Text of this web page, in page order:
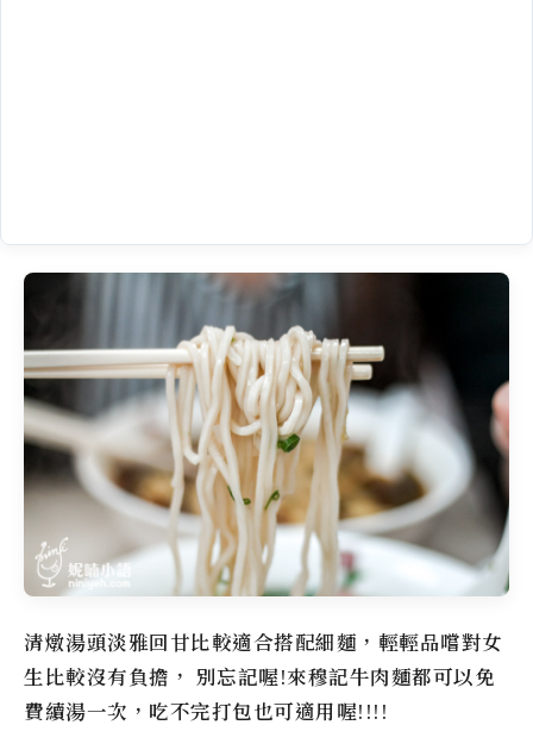
清燉湯頭淡雅回甘比較適合搭配細麵，輕輕品嚐對女
生比較沒有負擔， 別忘記喔!來穆記牛肉麵都可以免
費續湯一次，吃不完打包也可適用喔!!!!